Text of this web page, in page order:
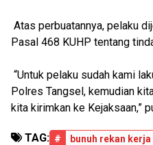
Atas perbuatannya, pelaku
Pasal 468 KUHP tentang
“Untuk pelaku sudah kami
Polres Tangsel, kemudian
kita kirimkan ke Kejaksaan,”
TAG: # bunuh rekan kerja